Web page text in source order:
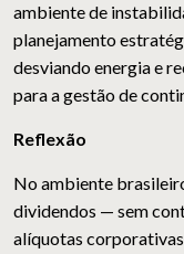
ambiente de
planejamento
desviando energia e
para a gestão de
Reflexão
No ambiente
dividendos — sem
alíquotas